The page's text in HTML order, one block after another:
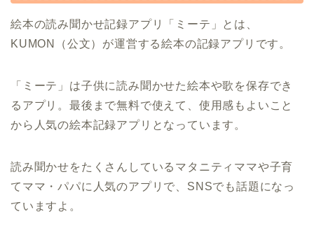
絵本の読み聞かせ記録アプリ「ミーテ」とは、
KUMON（公文）が運営する絵本の記録アプリです。
「ミーテ」は子供に読み聞かせた絵本や歌を保存でき
るアプリ。最後まで無料で使えて、使用感もよいこと
から人気の絵本記録アプリとなっています。
読み聞かせをたくさんしているマタニティママや子育
てママ・パパに人気のアプリで、SNSでも話題になっ
ていますよ。